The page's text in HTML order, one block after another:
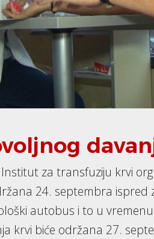
za transfuziju krvi
24. septembra ispred
autobus i to u
krvi biće održana 27.